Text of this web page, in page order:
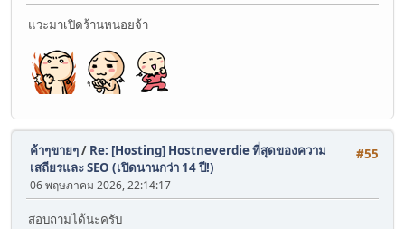
แวะมาเปิดร้านหน่อยจ้า
#55
ค้าๆขายๆ/ Re: [Hosting] Hostneverdie ที่สุดของความ
เสถียรและ SEO (เปิดนานกว่า 14 ปี!)
06 พฤษภาคม 2026, 22:14:17
สอบถามได้นะครับ